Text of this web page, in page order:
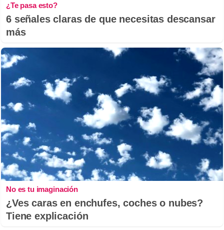
¿Te pasa esto?
6 señales claras de que necesitas descansar
más
No es tu imaginación
¿Ves caras en enchufes, coches o nubes?
Tiene explicación